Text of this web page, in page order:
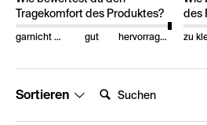
Tragekomfort des Produktes?
garnicht gut gut hervorragend
des
zu
Sortieren